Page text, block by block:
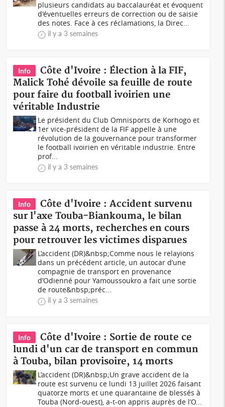
plusieurs candidats au baccalauréat et évoquent
d'éventuelles erreurs de correction ou de saisie
des notes. Face à ces réclamations, la Direc...
il y a 3 semaines
Info
Côte d'Ivoire : Élection à la FIF,
Malick Tohé dévoile sa feuille de route
pour faire du football ivoirien une
véritable Industrie
Le président du Club Omnisports de Korhogo et
1er vice-président de la FIF appelle à une
révolution de la gouvernance pour transformer
le football ivoirien en véritable industrie. Entre
prof...
il y a 3 semaines
Info
Côte d'Ivoire : Accident survenu
sur l'axe Touba-Biankouma, le bilan
passe à 24 morts, recherches en cours
pour retrouver les victimes disparues
L’accident (DR)&nbsp;Comme nous le relayions
dans un précédent article, un autocar d’une
compagnie de transport en provenance
d’Odienné pour Yamoussoukro a fait une sortie
de route&nbsp;préc...
il y a 3 semaines
Info
Côte d'Ivoire : Sortie de route ce
lundi d'un car de transport en commun
à Touba, bilan provisoire, 14 morts
L’accident (DR)&nbsp;Un grave accident de la
route est survenu ce lundi 13 juillet 2026 faisant
quatorze morts et une quarantaine de blessés à
Touba (Nord-ouest), a-t-on appris auprès de l’O...